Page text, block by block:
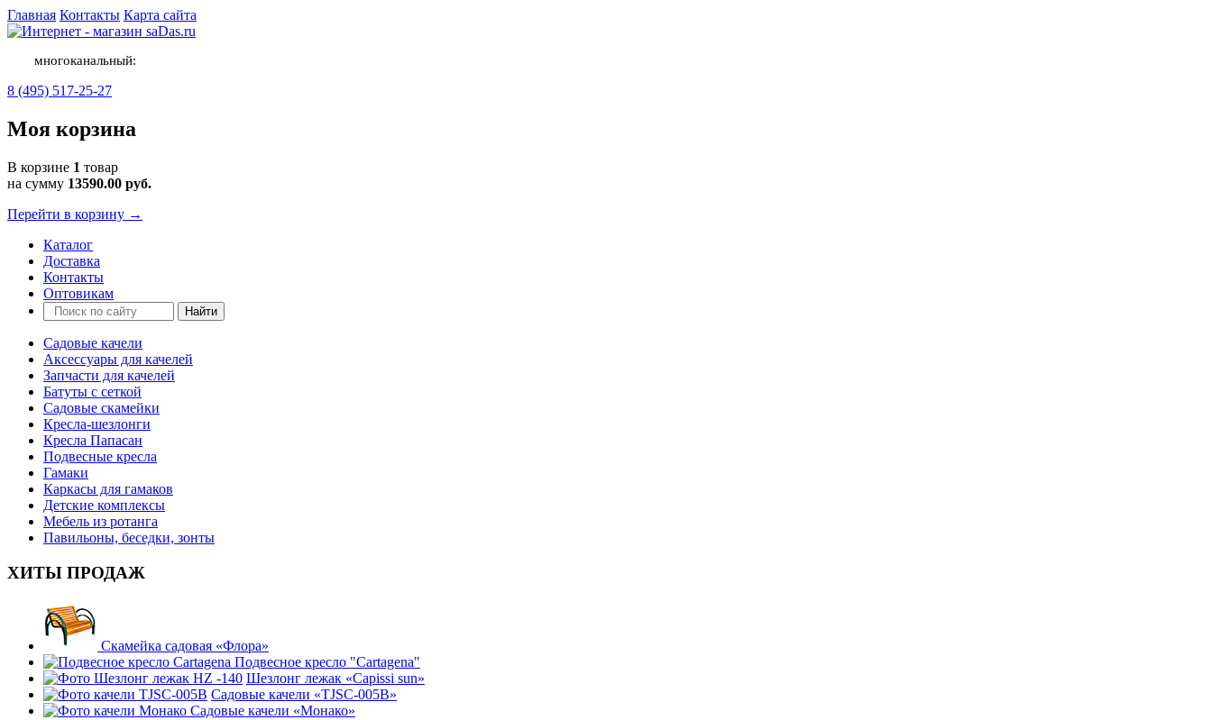
Главная Контакты Карта сайта
многоканальный:
8 (495) 517-25-27
Моя корзина
В корзине 1 товар
на сумму 13590.00 руб.
Перейти в корзину →
Каталог
Доставка
Контакты
Оптовикам
Садовые качели
Аксессуары для качелей
Запчасти для качелей
Батуты с сеткой
Садовые скамейки
Кресла-шезлонги
Кресла Папасан
Подвесные кресла
Гамаки
Каркасы для гамаков
Детские комплексы
Мебель из ротанга
Павильоны, беседки, зонты
ХИТЫ ПРОДАЖ
Скамейка садовая «Флора»
Подвесное кресло "Cartagena"
Шезлонг лежак «Capissi sun»
Садовые качели «TJSC-005B»
Садовые качели «Монако»